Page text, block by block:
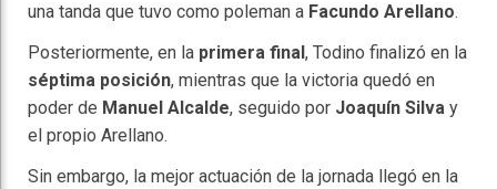
una tanda que tuvo como poleman a Facundo Arellano.
Posteriormente, en la primera final, Todino finalizó en la
séptima posición, mientras que la victoria quedó en
poder de Manuel Alcalde, seguido por Joaquín Silva y
el propio Arellano.
Sin embargo, la mejor actuación de la jornada llegó en la